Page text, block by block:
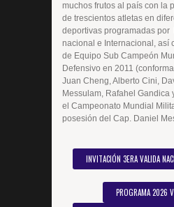
muchos frutos al país con la
de trescientos atletas en
deportivas programadas por
nacional e Internacional, así
de Equipo Sub Campeón
Defensivo en 2011
Juan Cheng, Alberto Cini,
Messulam, Rafahel Gandica
el Campeonato Mundial
posesión del Cap. Daniel
INVITACIÓN 3ERA VALIDA
PROGRAMA 2026